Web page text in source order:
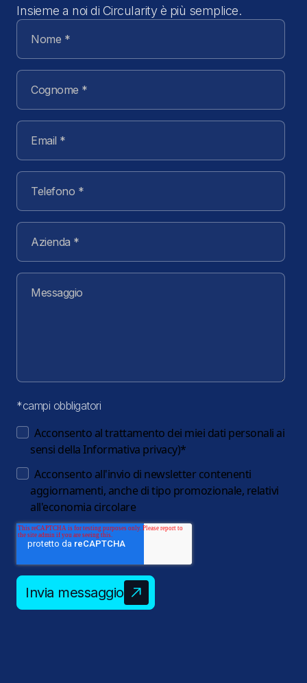
Insieme a noi di Circularity è più semplice.
*campi obbligatori
Acconsento al trattamento dei miei dati personali ai
sensi dellaInformativa privacy)*
Acconsento all'invio di newsletter contenenti
aggiornamenti, anche di tipo promozionale, relativi
all'economia circolare
Invia messaggio